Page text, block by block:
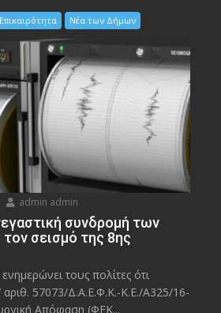
Επικαιρότητα Νέα των Δήμων
admin admin
συνδρομή των
σεισμό της 8ης
τους πολίτες ότι
αριθ. 57073/Δ.Α.Ε.Φ.Κ.-Κ.Ε./Α325/16-
Απόφαση (ΦΕΚ...